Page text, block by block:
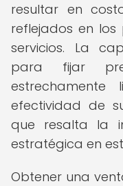
resultar en
reflejados en
servicios. La
para fijar
efectividad de
que resalta la
estratégica en
Obtener una